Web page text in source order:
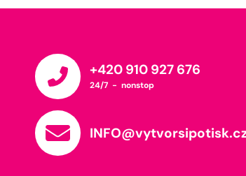
+420 910 927 676
24/7 - nonstop